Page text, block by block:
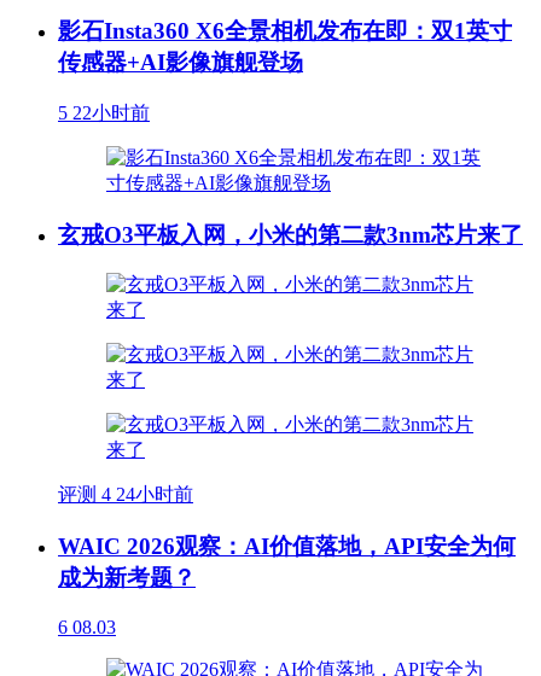
影石Insta360 X6全景相机发布在即：双1英寸
传感器+AI影像旗舰登场
5 22小时前
玄戒O3平板入网，小米的第二款3nm芯片来了
评测 4 24小时前
WAIC 2026观察：AI价值落地，API安全为何
成为新考题？
6 08.03